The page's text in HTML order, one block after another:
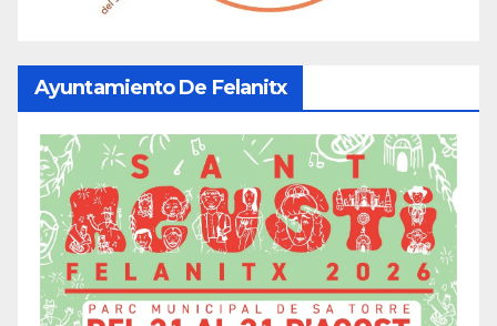
Ayuntamiento De Felanitx